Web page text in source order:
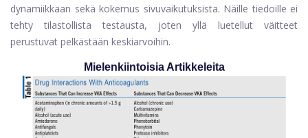
dynamiikkaan sekä kokemus sivuvaikutuksista. Näille tiedoille ei
tehty tilastollista testausta, joten yllä luetellut väitteet
perustuvat pelkästään keskiarvoihin.
Mielenkiintoisia Artikkeleita